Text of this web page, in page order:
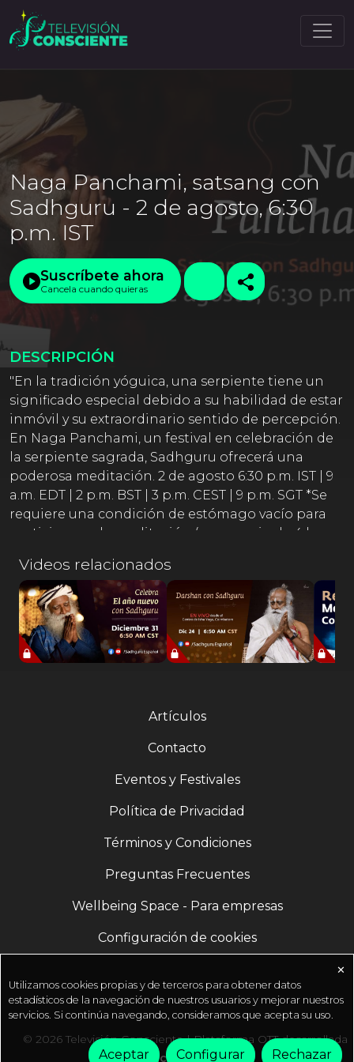
Naga Panchami, satsang con
Sadhguru - 2 de agosto, 6:30
p.m. IST
Suscríbete ahora
Cancela cuando quieras
DESCRIPCIÓN
"En la tradición yóguica, una serpiente tiene un
significado especial debido a su habilidad de estar
inmóvil y su extraordinario sentido de percepción.
En Naga Panchami, un festival en celebración de
la serpiente sagrada, Sadhguru ofrecerá una
poderosa meditación. 2 de agosto 6:30 p.m. IST | 9
a.m. EDT | 2 p.m. BST | 3 p.m. CEST | 9 p.m. SGT *Se
requiere una condición de estómago vacío para
participar en la meditación (un espacio de 4 horas
un mínimo)."
Videos relacionados
Artículos
Contacto
Eventos y Festivales
Política de Privacidad
Términos y Condiciones
Preguntas Frecuentes
Wellbeing Space - Para empresas
Configuración de cookies
© 2026 Televisión Consciente | Plataforma OTT desarrollada
porFractal Media
✕
Utilizamos cookies propias y de terceros para obtener datos
estadísticos de la navegación de nuestros usuarios y mejorar nuestros
servicios. Si continúa navegando, consideramos que acepta su uso.
Aceptar Configurar Rechazar